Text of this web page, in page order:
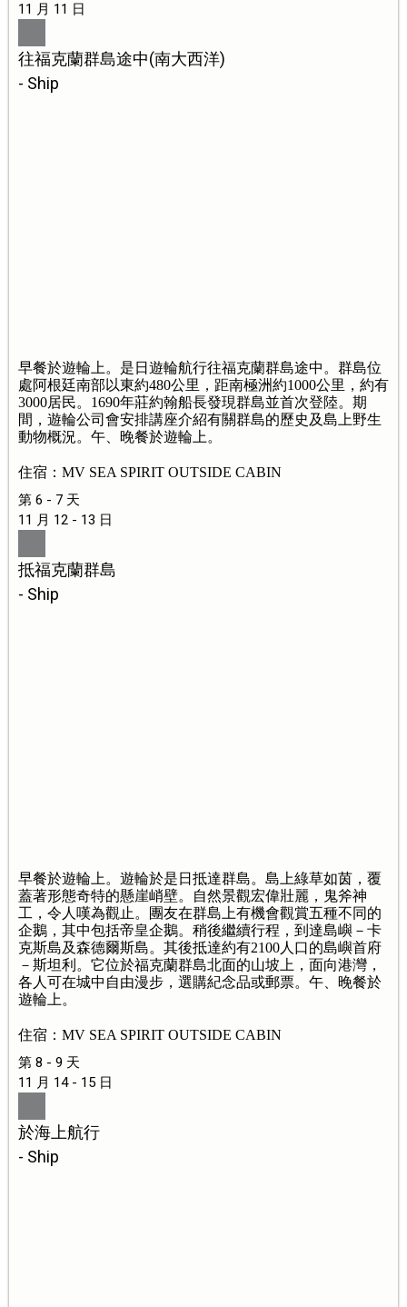
11 月 11 日
往福克蘭群島途中(南大西洋)
- Ship
早餐於遊輪上。是日遊輪航行往福克蘭群島途中。群島位
處阿根廷南部以東約480公里，距南極洲約1000公里，約有
3000居民。1690年莊約翰船長發現群島並首次登陸。期
間，遊輪公司會安排講座介紹有關群島的歷史及島上野生
動物概況。午、晚餐於遊輪上。
住宿：MV SEA SPIRIT OUTSIDE CABIN
第 6 - 7 天
11 月 12 - 13 日
抵福克蘭群島
- Ship
早餐於遊輪上。遊輪於是日抵達群島。島上綠草如茵，覆
蓋著形態奇特的懸崖峭壁。自然景觀宏偉壯麗，鬼斧神
工，令人嘆為觀止。團友在群島上有機會觀賞五種不同的
企鵝，其中包括帝皇企鵝。稍後繼續行程，到達島嶼－卡
克斯島及森德爾斯島。其後抵達約有2100人口的島嶼首府
－斯坦利。它位於福克蘭群島北面的山坡上，面向港灣，
各人可在城中自由漫步，選購紀念品或郵票。午、晚餐於
遊輪上。
住宿：MV SEA SPIRIT OUTSIDE CABIN
第 8 - 9 天
11 月 14 - 15 日
於海上航行
- Ship